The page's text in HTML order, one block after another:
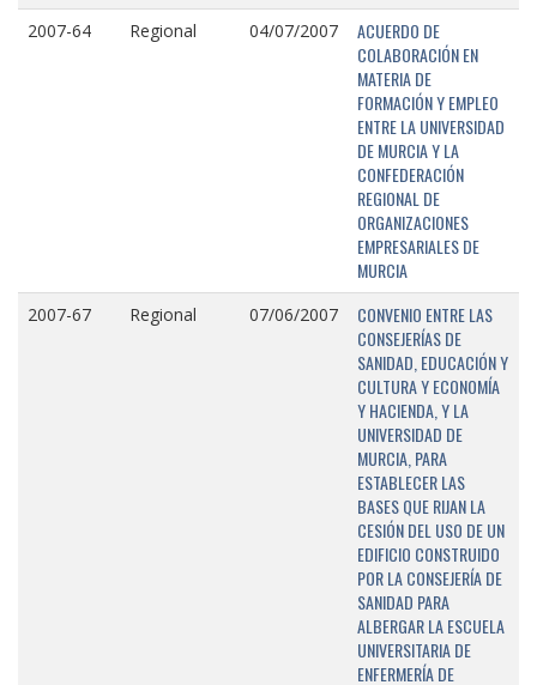
2007-64 Regional 04/07/2007
ACUERDO DE
COLABORACIÓN EN
MATERIA DE
FORMACIÓN Y EMPLEO
ENTRE LA UNIVERSIDAD
DE MURCIA Y LA
CONFEDERACIÓN
REGIONAL DE
ORGANIZACIONES
EMPRESARIALES DE
MURCIA
2007-67 Regional 07/06/2007
CONVENIO ENTRE LAS
CONSEJERÍAS DE
SANIDAD, EDUCACIÓN Y
CULTURA Y ECONOMÍA
Y HACIENDA, Y LA
UNIVERSIDAD DE
MURCIA, PARA
ESTABLECER LAS
BASES QUE RIJAN LA
CESIÓN DEL USO DE UN
EDIFICIO CONSTRUIDO
POR LA CONSEJERÍA DE
SANIDAD PARA
ALBERGAR LA ESCUELA
UNIVERSITARIA DE
ENFERMERÍA DE